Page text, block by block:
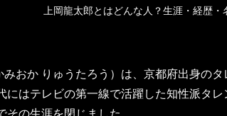
上岡龍太郎とはどんな人？生涯・経歴
みおか りゅうたろう）は、京都府出身の
にはテレビの第一線で活躍した知性派タ
その生涯を閉じました。